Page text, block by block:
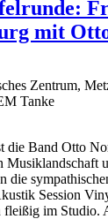
mit
Zentrum,
Tanke
die Band Otto
Musiklandschaft
die
Session
fleißig im Studio.